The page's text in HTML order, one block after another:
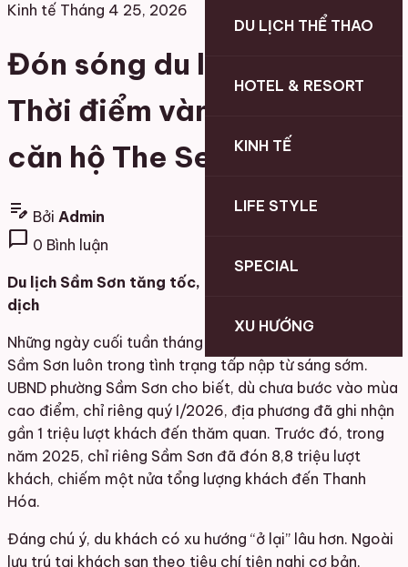
DU LỊCH THỂ THAO
HOTEL & RESORT
KINH TẾ
LIFE STYLE
SPECIAL
XU HƯỚNG
Kinh tế Tháng 4 25, 2026
Đón sóng du lịch Sầm Sơn:
Thời điểm vàng để sở hữu
căn hộ The Sentosa
edit_note Bởi Admin
chat_bubble 0 Bình luận
Du lịch Sầm Sơn tăng tốc, nhu cầu lưu trú chuyển
dịch
Những ngày cuối tuần tháng 4, tuyến đường hướng về
Sầm Sơn luôn trong tình trạng tấp nập từ sáng sớm.
UBND phường Sầm Sơn cho biết, dù chưa bước vào mùa
cao điểm, chỉ riêng quý I/2026, địa phương đã ghi nhận
gần 1 triệu lượt khách đến thăm quan. Trước đó, trong
năm 2025, chỉ riêng Sầm Sơn đã đón 8,8 triệu lượt
khách, chiếm một nửa tổng lượng khách đến Thanh
Hóa.
Đáng chú ý, du khách có xu hướng “ở lại” lâu hơn. Ngoài
lưu trú tại khách sạn theo tiêu chí tiện nghi cơ bản,